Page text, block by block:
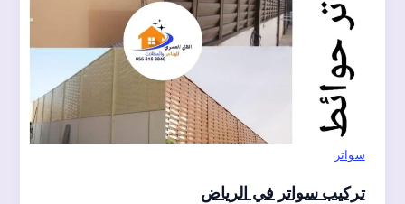
سواتر
تركيب سواتر في الرياض